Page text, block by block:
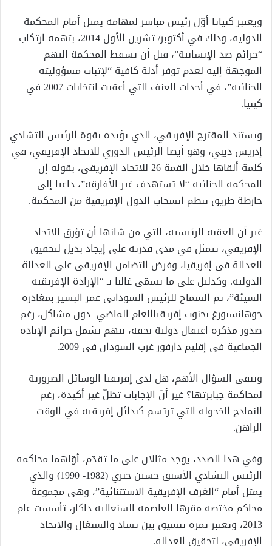
ويعتبر كنياتا أوّل رئيس مباشر لمهامه يمثل أمام المحكمة
الدولية، وذلك في أكتوبر/ تشرين الأول 2014، بتهمة ارتكاب
“جرائم ضد الإنسانية”، قبل أن تسقط المحكمة التهم
الموجهة إليه لعدم توفر أدلة كافية “لإثبات مسؤوليته
الجنائية”، في أحداث العنف التي أعقبت انتخابات 2007 في
كينيا.
ويستند المقترح الإفريقي، الذي يؤيده بقوة الرئيس التشادي
إدريس ديبي، وهو أيضا الرئيس الدوري للاتحاد الإفريقي، في
كلمة ألقاها خلال القمة 26 للاتحاد الإفريقي، بقوله إن
المحكمة الجنائية “لا تستهدف غير الأفارقة”، داعيا إلى
خارطة طريق تنظم انسحاب الدول الإفريقية من المحكمة.
غير أن العقبة الرئيسية، التي من شانها أن تؤرق الاتحاد
الإفريقي، تتمثل في مدى قدرته على إيجاد بديل لتحقيق
العدالة في إفريقيا، وفرض التضامن الإفريقي على العدالة
الدولية. وكدليل على ما يسمّى غالبا بـ “الإرادة الإفريقية
السيئة”، تم السماح للرئيس السوداني عمر البشير بمغادرة
جوهانسبورغ بجنوب إفريقياالعام الماضي دون مشاكل، رغم
صدور مذكرة اعتقال دولية بحقه، بتهم تشمل جرائم الإبادة
الجماعية في إقليم دارفور غرب السودان في 2009.
ويبقى السؤال الأهم، هل لدى إفريقيا الوسائل الضرورية
لمحاكمة جبابرتها؟ غير أنّ الإجابات تظلّ غير أكيدة، رغم
النماذج الخجولة التي ترتسم كبدائل إفريقية في الوقت
الراهن.
وفي هذا الصدد، يوجد مثالان على ما تقدّم، أوّلهما محاكمة
الرئيس التشادي الأسبق حسين حبري (1982- 1990) والذي
يمثل أمام “الغرف الإفريقية الاستثنائية”، وهي مجموعة
محاكم مختصة مقرها العاصمة السنغالية داكار، تأسست عام
2013، وتعتبر ثمرة تنسيق بين تشاد والسنغال والاتحاد
الإفريقي، لتحقيق العدالة.